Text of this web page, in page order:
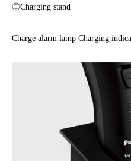
◎Charging stand
Charge alarm lamp Charging